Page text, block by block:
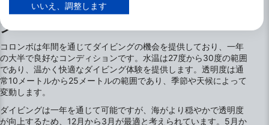
コロンボでのダイビングのベストシーズ
ン
コロンボは年間を通じてダイビングの機会を提供しており、一年
の大半で良好なコンディションです。水温は27度から30度の範囲
であり、温かく快適なダイビング体験を提供します。透明度は通
常10メートルから25メートルの範囲であり、季節や天候によって
変動します。
ダイビングは一年を通じて可能ですが、海がより穏やかで透明度
が向上するため、12月から3月が最適と考えられています。5月か
IABの処理目的：
情報をデバイスに保存および／またはアクセス
する
いいえ、調整します